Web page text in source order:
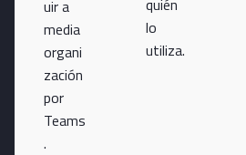
uir a
media
organi
zación
por
Teams
.
quién
lo
utiliza.